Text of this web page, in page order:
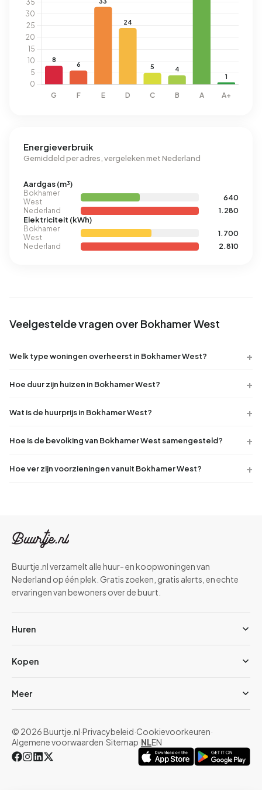
Energieverbruik
Gemiddeld per adres, vergeleken met Nederland
Aardgas (m³)
Bokhamer
West
640
Nederland
1.280
Elektriciteit (kWh)
Bokhamer
West
1.700
Nederland
2.810
Veelgestelde vragen over Bokhamer West
Welk type woningen overheerst in Bokhamer West?
Hoe duur zijn huizen in Bokhamer West?
Wat is de huurprijs in Bokhamer West?
Hoe is de bevolking van Bokhamer West samengesteld?
Hoe ver zijn voorzieningen vanuit Bokhamer West?
Buurtje.nl verzamelt alle huur- en koopwoningen van
Nederland op één plek. Gratis zoeken, gratis alerts, en echte
ervaringen van bewoners over de buurt.
Huren
Kopen
Meer
© 2026 Buurtje.nl·Privacybeleid·Cookievoorkeuren·
Algemene voorwaarden·Sitemap·NLEN